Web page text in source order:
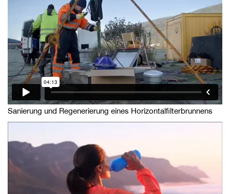
Sanierung und Regenerierung eines Horizontalfilterbrunnens